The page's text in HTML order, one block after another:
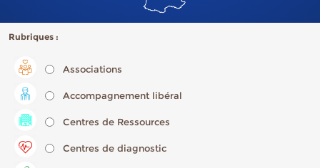
Rubriques :
Associations
Accompagnement libéral
Centres de Ressources
Centres de diagnostic